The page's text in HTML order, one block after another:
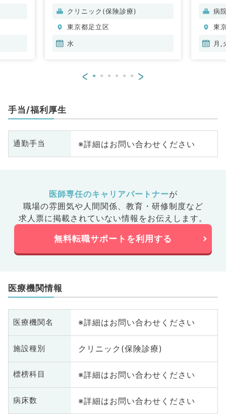
科、呼吸器内科、消化器内科、内
内科、血液内科、膠原病科
クリニック(保険診療)
東京都足立区
水
病
東
月,
< >
手当/福利厚生
通勤手当 ※詳細はお問い合わせください
医師専任のキャリアパートナーが
職場の雰囲気や人間関係、 教育・研修制度など
求人票に掲載されていない情報をお伝えします。
無料転職サポートを利用する
医療機関情報
医療機関名 ※詳細はお問い合わせください
施設種別 クリニック(保険診療)
標榜科目 ※詳細はお問い合わせください
病床数 ※詳細はお問い合わせください